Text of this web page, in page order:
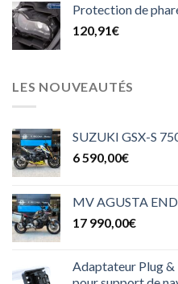
Protection de
120,91€
LES NOUVEAUTÉS
SUZUKI GSX-S
6 590,00€
MV AGUSTA
17 990,00€
Adaptateur Plug